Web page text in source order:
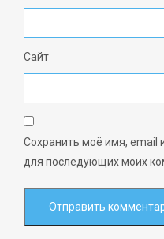
Сайт
Сохранить моё имя, email
для последующих моих